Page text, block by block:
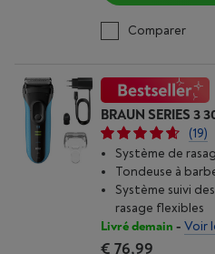
Comparer
BRAUN SERIES 3
(19)
Système de
Tondeuse à
Système suivi
rasage flexibles
Livré demain - Voir
€ 76,99